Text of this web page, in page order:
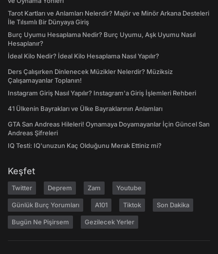
Tarot Kartları ve Anlamları Nelerdir? Majör ve Minör Arkana Desteleri
İle Tılsımlı Bir Dünyaya Giriş
Burç Uyumu Hesaplama Nedir? Burç Uyumu, Aşk Uyumu Nasıl
Hesaplanır?
İdeal Kilo Nedir? İdeal Kilo Hesaplama Nasıl Yapılır?
Ders Çalışırken Dinlenecek Müzikler Nelerdir? Müziksiz
Çalışamayanlar Toplanın!
Instagram Giriş Nasıl Yapılır? Instagram'a Giriş İşlemleri Rehberi
41 Ülkenin Bayrakları ve Ülke Bayraklarının Anlamları
GTA San Andreas Hileleri! Oynamaya Doyamayanlar İçin Güncel San
Andreas Şifreleri
IQ Testi: IQ'unuzun Kaç Olduğunu Merak Ettiniz mi?
Keşfet
Twitter Deprem Zam Youtube
Günlük Burç Yorumları A101 Tiktok Son Dakika
Bugün Ne Pişirsem Gezilecek Yerler